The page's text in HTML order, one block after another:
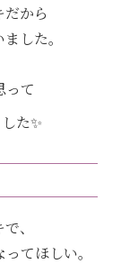
から
した。
って
た✨
、
てほしい。